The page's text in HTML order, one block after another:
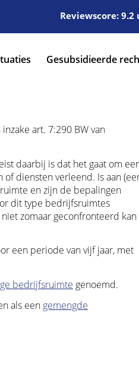
Reviewscore:
Gesubsidieerde
art. 7:290 BW van
daarbij is dat het gaat om
diensten verleend. Is aan
en zijn de bepalingen
dit type bedrijfsruimtes
zomaar geconfronteerd kan
een periode van vijf jaar, met
bedrijfsruimte genoemd.
als een gemengde